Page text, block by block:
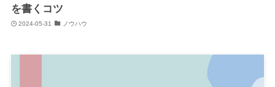
を書くコツ
2024-05-31 ノウハウ